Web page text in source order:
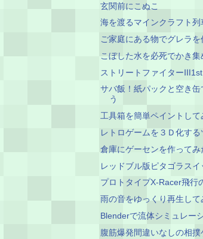
玄関前にこぬこ
海を渡るマインクラフト列
ご家庭にある物でグレラを
こぼした水を必死でかき集
ストリートファイター
サバ飯！紙パックと空き缶
う
工具箱を簡単ペイントして
レトロゲームを３Ｄ化す
倉庫にゲーセンを作ってみ
レッドブル版ピタゴラスイ
プロトタイプX-Racer飛行
雨の音をゆっくり再生して
Blenderで流体シミュレー
腹筋爆発間違いなしの相撲